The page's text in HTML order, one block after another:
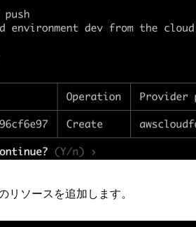
リソースを追加します。